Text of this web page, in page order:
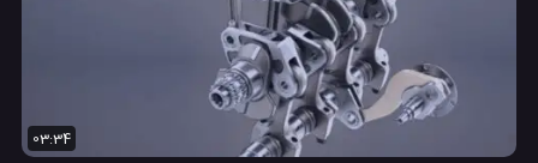
03:34